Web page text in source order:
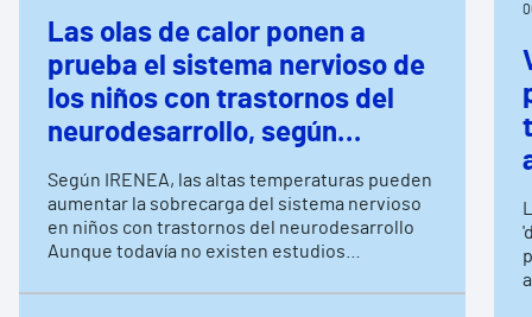
Las olas de calor ponen a
prueba el sistema nervioso de
los niños con trastornos del
neurodesarrollo, según
neurorrehabilitación
pediátrica de Vithas
Según IRENEA, las altas temperaturas pueden
aumentar la sobrecarga del sistema nervioso
en niños con trastornos del neurodesarrollo
Aunque todavía no existen estudios
comprender por qué el calor puede influir en la